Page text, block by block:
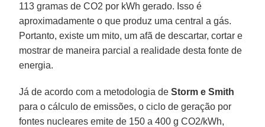
113 gramas de CO2 por kWh gerado. Isso é
aproximadamente o que produz uma central a gás.
Portanto, existe um mito, um afã de descartar, cortar e
mostrar de maneira parcial a realidade desta fonte de
energia.
Já de acordo com a metodologia deStorm e Smith
para o cálculo de emissões, o ciclo de geração por
fontes nucleares emite de 150 a 400 g CO2/kWh,